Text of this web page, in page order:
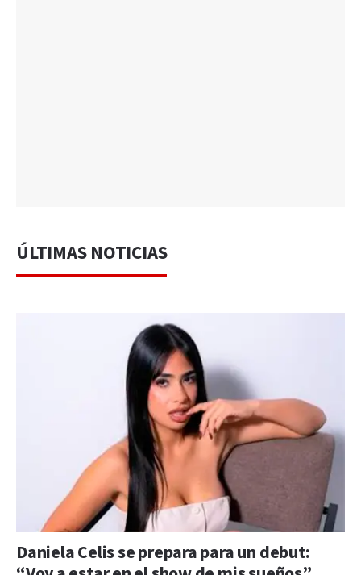
ÚLTIMAS NOTICIAS
Daniela Celis se prepara para un debut: